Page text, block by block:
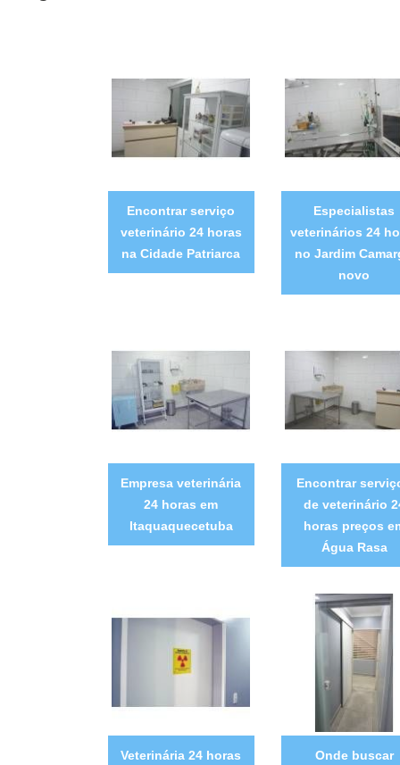
Encontrar serviço
veterinário 24 horas
na Cidade Patriarca
Especialistas
veterinários 24
no Jardim
novo
Empresa veterinária
24 horas em
Itaquaquecetuba
Encontrar
de veterinário
horas preços
Água Rasa
Veterinária 24 horas
Onde buscar